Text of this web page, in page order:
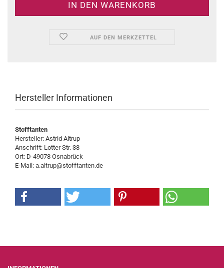
AUF DEN MERKZETTEL
Hersteller Informationen
Stofftanten
Hersteller: Astrid Altrup
Anschrift: Lotter Str. 38
Ort: D-49078 Osnabrück
E-Mail: a.altrup@stofftanten.de